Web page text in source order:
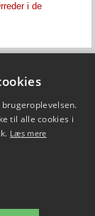
i de
til alle cookies i
Læs mere